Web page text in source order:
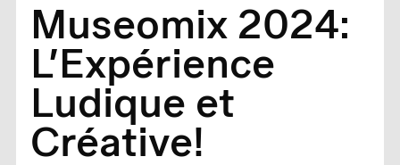
Museomix 2024:
L’Expérience
Ludique et
Créative!